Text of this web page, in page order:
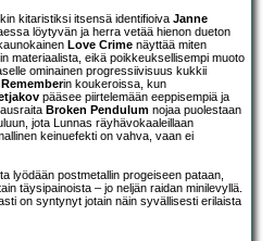
kitaristiksi itsensä identifioiva Janne
löytyvän ja herra vetää hienon dueton
Love Crime näyttää miten
materiaalista, eikä poikkeuksellisempi muoto
ominainen progressiivisuus kukkii
in koukeroissa, kun
pääsee piirtelemään eeppisempiä ja
Broken Pendulum nojaa puolestaan
jota Lunnas räyhävokaaleillaan
keinuefekti on vahva, vaan ei
lyödään postmetallin progeiseen pataan,
täysipainoista – jo neljän raidan minilevyllä.
on syntynyt jotain näin syvällisesti erilaista